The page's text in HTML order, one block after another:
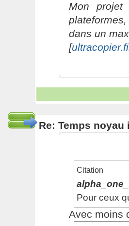
Mon projet
dans un
[
Re: Temps
Citation
Pour ceux
Avec moins